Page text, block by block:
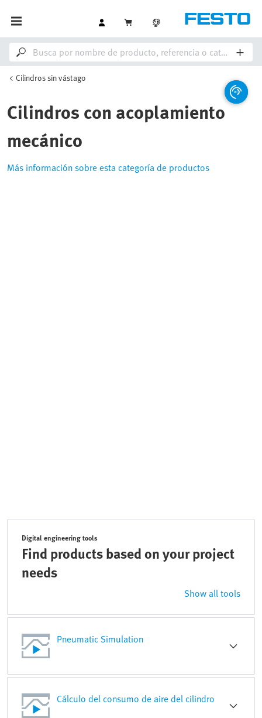
Cilindros sin vástago
Cilindros con acoplamiento
mecánico
Más información sobre esta categoría de productos
Digital engineering tools
Find products based on your project
needs
Show all tools
Pneumatic Simulation
Cálculo del consumo de aire del cilindro